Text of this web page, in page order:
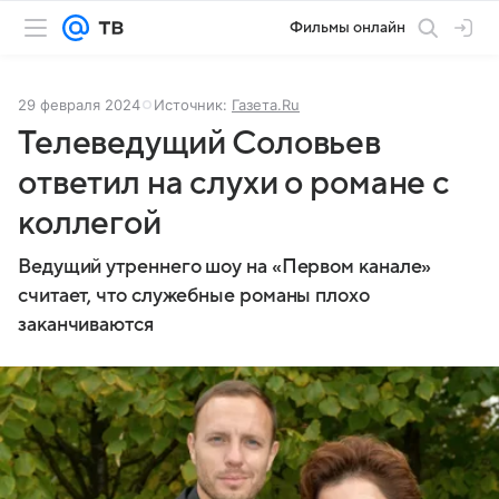
Фильмы онлайн
29 февраля 2024 Источник: Газета.Ru
Телеведущий Соловьев
ответил на слухи о романе с
коллегой
Ведущий утреннего шоу на «Первом канале»
считает, что служебные романы плохо
заканчиваются